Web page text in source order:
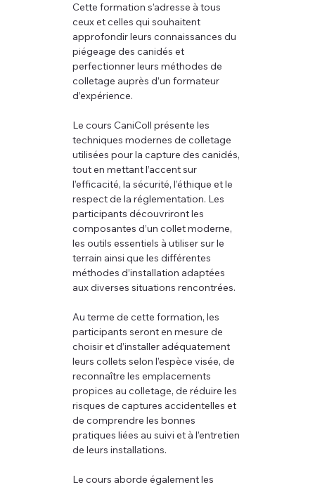
Cette formation s’adresse à tous
ceux et celles qui souhaitent
approfondir leurs connaissances du
piégeage des canidés et
perfectionner leurs méthodes de
colletage auprès d’un formateur
d’expérience.
Le cours CaniColl présente les
techniques modernes de colletage
utilisées pour la capture des canidés,
tout en mettant l’accent sur
l’efficacité, la sécurité, l’éthique et le
respect de la réglementation. Les
participants découvriront les
composantes d’un collet moderne,
les outils essentiels à utiliser sur le
terrain ainsi que les différentes
méthodes d’installation adaptées
aux diverses situations rencontrées.
Au terme de cette formation, les
participants seront en mesure de
choisir et d’installer adéquatement
leurs collets selon l’espèce visée, de
reconnaître les emplacements
propices au colletage, de réduire les
risques de captures accidentelles et
de comprendre les bonnes
pratiques liées au suivi et à l’entretien
de leurs installations.
Le cours aborde également les